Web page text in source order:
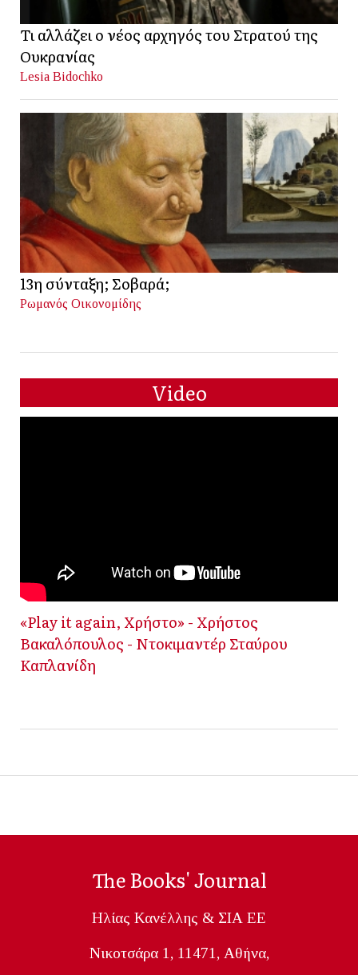
Τι αλλάζει ο νέος αρχηγός του Στρατού της
Ουκρανίας
Lesia Bidochko
13η σύνταξη; Σοβαρά;
Ρωμανός Οικονομίδης
Video
«Play it again, Χρήστο» - Χρήστος
Βακαλόπουλος - Ντοκιμαντέρ Σταύρου
Καπλανίδη
The Books' Journal
Ηλίας Κανέλλης & ΣΙΑ ΕΕ
Nικοτσάρα 1, 11471, Aθήνα,